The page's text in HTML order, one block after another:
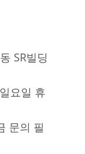
SR빌딩
요일 휴
문의 필